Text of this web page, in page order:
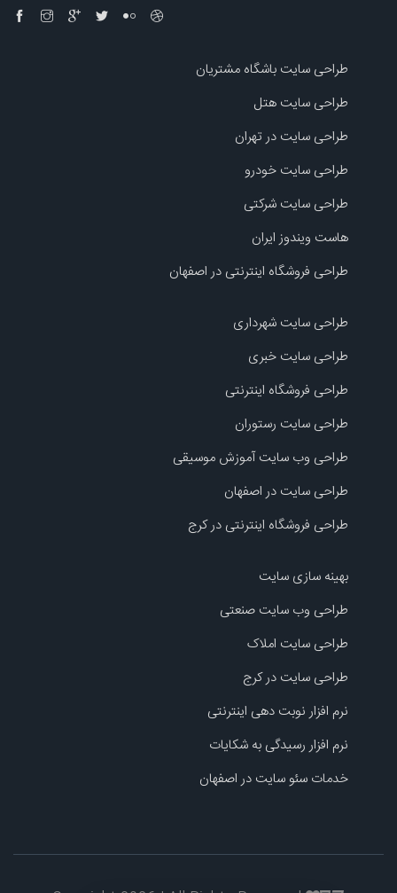
طراحی سایت باشگاه مشتریان
طراحی سایت هتل
طراحی سایت در تهران
طراحی سایت خودرو
طراحی سایت شرکتی
هاست ویندوز ایران
طراحی فروشگاه اینترنتی در اصفهان
طراحی سایت شهرداری
طراحی سایت خبری
طراحی فروشگاه اینترنتی
طراحی سایت رستوران
طراحی وب سایت آموزش موسیقی
طراحی سایت در اصفهان
طراحی فروشگاه اینترنتی در کرج
بهینه سازی سایت
طراحی وب سایت صنعتی
طراحی سایت املاک
طراحی سایت در کرج
نرم افزار نوبت دهی اینترنتی
نرم افزار رسیدگی به شکایات
خدمات سئو سایت در اصفهان